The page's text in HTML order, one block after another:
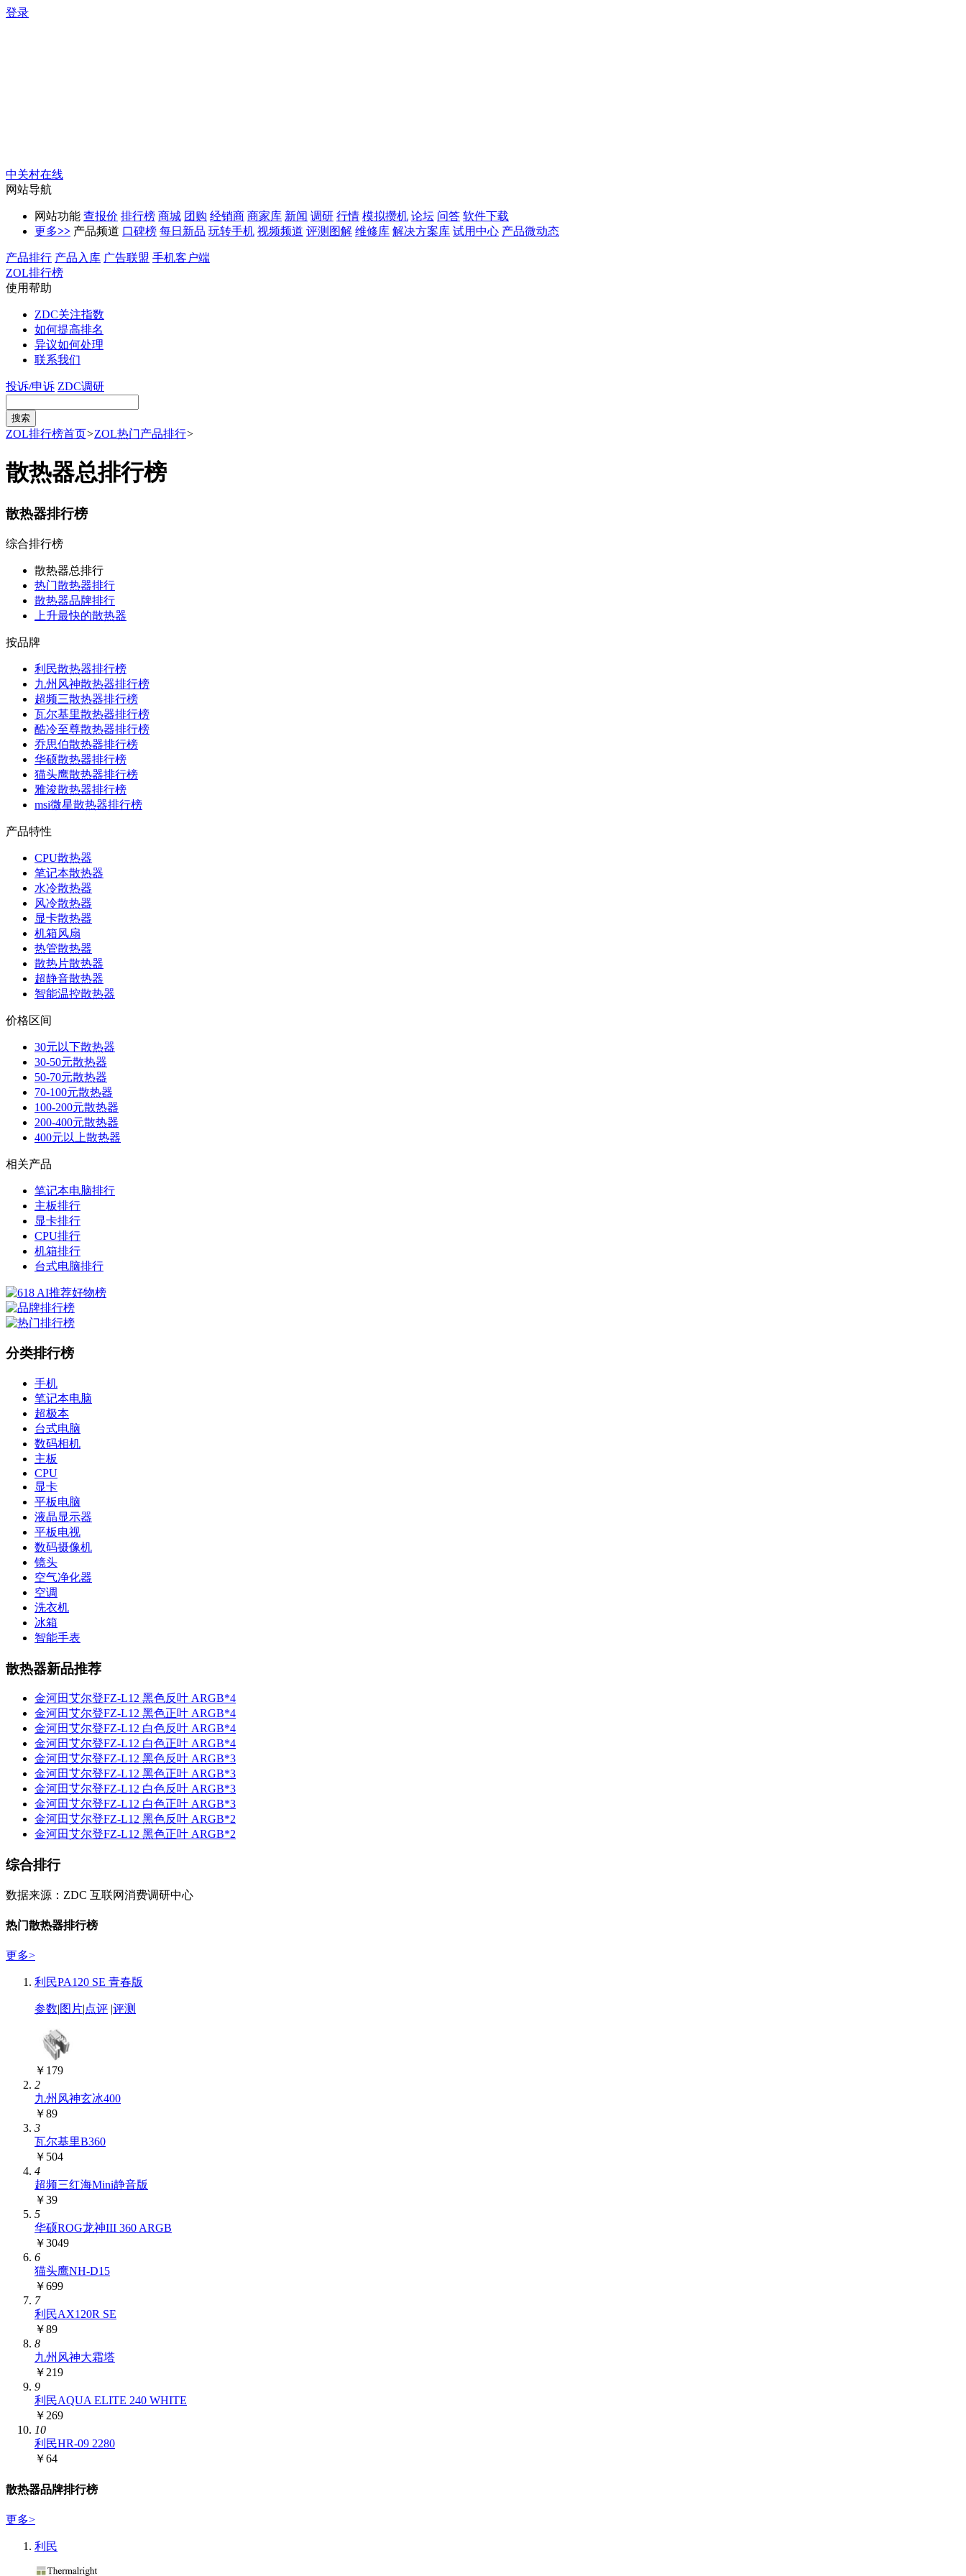
登录
中关村在线
网站导航
网站功能 查报价 排行榜 商城 团购 经销商 商家库 新闻 调研 行情 模拟攒机 论坛 问答 软件下载
更多>> 产品频道 口碑榜 每日新品 玩转手机 视频频道 评测图解 维修库 解决方案库 试用中心 产品微动态
产品排行 产品入库 广告联盟 手机客户端
ZOL排行榜
使用帮助
ZDC关注指数
如何提高排名
异议如何处理
联系我们
投诉/申诉 ZDC调研
ZOL排行榜首页>ZOL热门产品排行>
散热器总排行榜
散热器排行榜
综合排行榜
散热器总排行
热门散热器排行
散热器品牌排行
上升最快的散热器
按品牌
利民散热器排行榜
九州风神散热器排行榜
超频三散热器排行榜
瓦尔基里散热器排行榜
酷冷至尊散热器排行榜
乔思伯散热器排行榜
华硕散热器排行榜
猫头鹰散热器排行榜
雅浚散热器排行榜
msi微星散热器排行榜
产品特性
CPU散热器
笔记本散热器
水冷散热器
风冷散热器
显卡散热器
机箱风扇
热管散热器
散热片散热器
超静音散热器
智能温控散热器
价格区间
30元以下散热器
30-50元散热器
50-70元散热器
70-100元散热器
100-200元散热器
200-400元散热器
400元以上散热器
相关产品
笔记本电脑排行
主板排行
显卡排行
CPU排行
机箱排行
台式电脑排行
分类排行榜
手机
笔记本电脑
超极本
台式电脑
数码相机
主板
CPU
显卡
平板电脑
液晶显示器
平板电视
数码摄像机
镜头
空气净化器
空调
洗衣机
冰箱
智能手表
散热器新品推荐
金河田艾尔登FZ-L12 黑色反叶 ARGB*4
金河田艾尔登FZ-L12 黑色正叶 ARGB*4
金河田艾尔登FZ-L12 白色反叶 ARGB*4
金河田艾尔登FZ-L12 白色正叶 ARGB*4
金河田艾尔登FZ-L12 黑色反叶 ARGB*3
金河田艾尔登FZ-L12 黑色正叶 ARGB*3
金河田艾尔登FZ-L12 白色反叶 ARGB*3
金河田艾尔登FZ-L12 白色正叶 ARGB*3
金河田艾尔登FZ-L12 黑色反叶 ARGB*2
金河田艾尔登FZ-L12 黑色正叶 ARGB*2
综合排行
数据来源：ZDC 互联网消费调研中心
热门散热器排行榜
更多>
利民PA120 SE 青春版
参数|图片|点评 |评测
￥179
2
九州风神玄冰400
￥89
3
瓦尔基里B360
￥504
4
超频三红海Mini静音版
￥39
5
华硕ROG龙神III 360 ARGB
￥3049
6
猫头鹰NH-D15
￥699
7
利民AX120R SE
￥89
8
九州风神大霜塔
￥219
9
利民AQUA ELITE 240 WHITE
￥269
10
利民HR-09 2280
￥64
散热器品牌排行榜
更多>
利民